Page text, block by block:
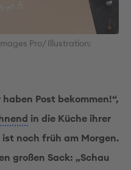
Pro/ Illustration:
Post bekommen!“,
in die Küche ihrer
ist noch früh am Morgen.
großen Sack: „Schau